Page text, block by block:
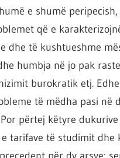
e shumë
që e
dhe të kushtueshme
humbja në jo pak
burokratik etj.
të mëdha pasi në
përtej këtyre
tarifave të studimit